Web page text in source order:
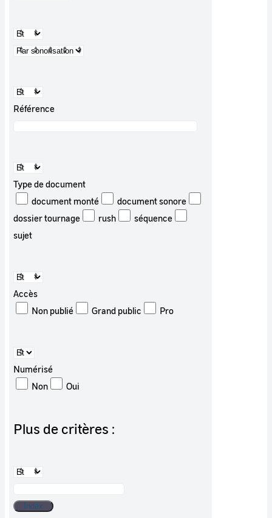
Référence
Type de document
document monté
document sonore
dossier tournage
rush
séquence
sujet
Accès
Non publié
Grand public Pro
Numérisé
Non
Oui
Plus de critères :